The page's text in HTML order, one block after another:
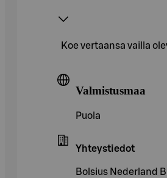
Koe vertaansa vailla
Valmistusmaa
Puola
Yhteystiedot
Bolsius Nederland